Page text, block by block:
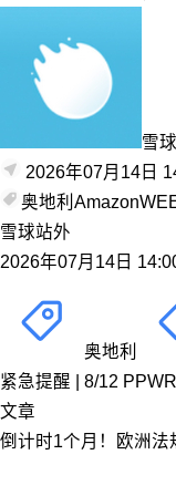
雪
2026年07月14日
奥地利 Amazon
雪球站外
2026年07月14日
奥地利
紧急提醒 | 8/12
文章
倒计时1个月！欧洲法